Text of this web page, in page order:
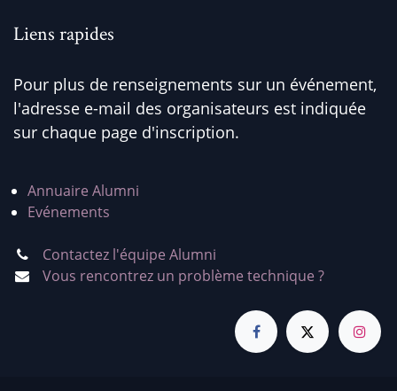
Liens rapides
Pour plus de renseignements sur un événement,
l'adresse e-mail des organisateurs est indiquée
sur chaque page d'inscription.
Annuaire Alumni
Evénements
Contactez l'équipe Alumni
Vous rencontrez un problème technique ?